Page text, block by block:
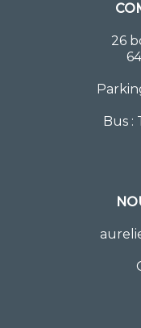
26
Bus :